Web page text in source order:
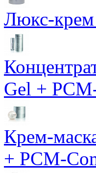
Люкс-крем
Gel +
Крем-
+ PCM-